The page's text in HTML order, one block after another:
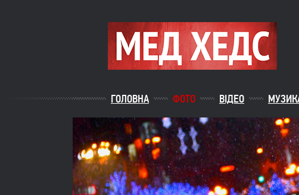
ГОЛОВНА ФОТО ВІДЕО